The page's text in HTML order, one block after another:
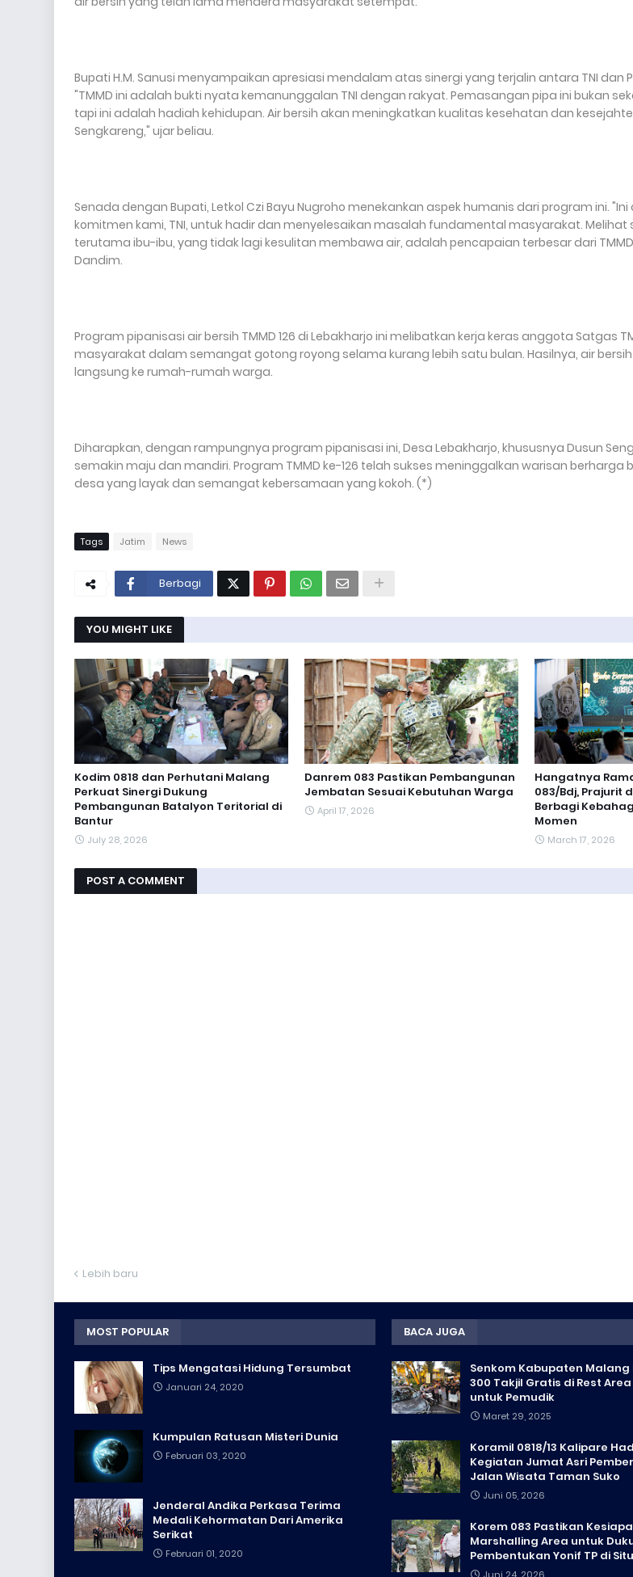
Bupati H.M. Sanusi menyampaikan apresiasi mendalam atas sinergi yang terjalin antara TNI dan
"TMMD ini adalah bukti nyata kemanunggalan TNI dengan rakyat. Pemasangan pipa ini bukan
tapi ini adalah hadiah kehidupan. Air bersih akan meningkatkan kualitas kesehatan dan
Sengkareng," ujar beliau.
Senada dengan Bupati, Letkol Czi Bayu Nugroho menekankan aspek humanis dari program ini.
komitmen kami, TNI, untuk hadir dan menyelesaikan masalah fundamental masyarakat. Melihat
terutama ibu-ibu, yang tidak lagi kesulitan membawa air, adalah pencapaian terbesar dari TMMD
Dandim.
Program pipanisasi air bersih TMMD 126 di Lebakharjo ini melibatkan kerja keras anggota Satgas
masyarakat dalam semangat gotong royong selama kurang lebih satu bulan. Hasilnya, air
langsung ke rumah-rumah warga.
Diharapkan, dengan rampungnya program pipanisasi ini, Desa Lebakharjo, khususnya Dusun
semakin maju dan mandiri. Program TMMD ke-126 telah sukses meninggalkan warisan berharga
desa yang layak dan semangat kebersamaan yang kokoh. (*)
Tags Jatim News
Berbagi
YOU MIGHT LIKE
Kodim 0818 dan Perhutani Malang
Perkuat Sinergi Dukung
Pembangunan Batalyon Teritorial di
Bantur
July 28, 2026
Danrem 083 Pastikan Pembangunan
Jembatan Sesuai Kebutuhan Warga
April 17, 2026
Hangatnya
083/Bdj, Prajurit
Berbagi
Momen
March 17, 2026
POST A COMMENT
Lebih baru
MOST POPULAR
Tips Mengatasi Hidung Tersumbat
Januari 24, 2020
Kumpulan Ratusan Misteri Dunia
Februari 03, 2020
Jenderal Andika Perkasa Terima
Medali Kehormatan Dari Amerika
Serikat
Februari 01, 2020
BACA JUGA
Senkom Kabupaten Malang
300 Takjil Gratis di Rest
untuk Pemudik
Maret 29, 2025
Koramil 0818/13 Kalipare
Kegiatan Jumat Asri
Jalan Wisata Taman Suko
Juni 05, 2026
Korem 083 Pastikan
Marshalling Area untuk
Pembentukan Yonif TP di